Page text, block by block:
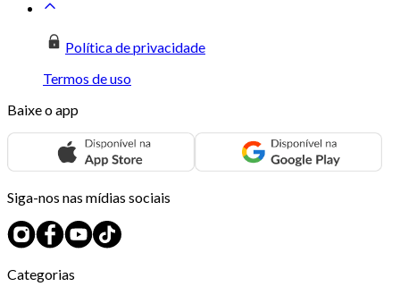
Política de privacidade
Termos de uso
Baixe o app
Siga-nos nas mídias sociais
Categorias